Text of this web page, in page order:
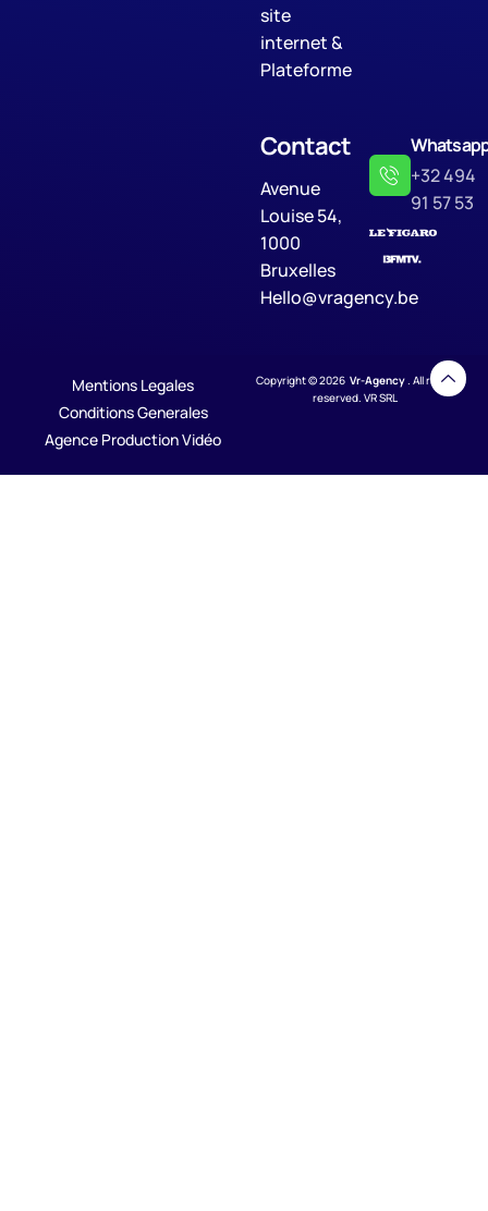
site
internet &
Plateforme
Contact
Avenue
Louise 54,
1000
Bruxelles
Hello@vragency.be
+32 494
91 57 53
Mentions Legales
Conditions Generales
Agence Production Vidéo
Copyright © 2026 Vr-Agency. All rights
reserved. VR SRL